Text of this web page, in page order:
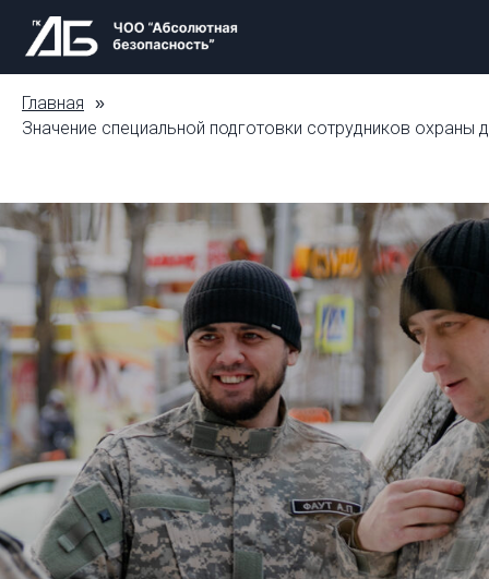
Главная »
Значение специальной подготовки сотрудников